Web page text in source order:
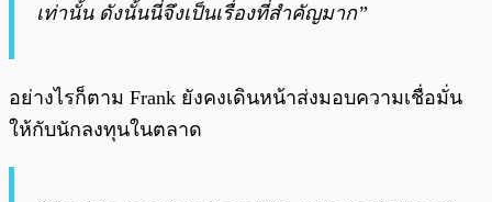
เท่านั้น ดังนั้นนี่จึงเป็นเรื่องที่สำคัญมาก”
อย่างไรก็ตาม Frank ยังคงเดินหน้าส่งมอบความเชื่อมั่น
ให้กับนักลงทุนในตลาด